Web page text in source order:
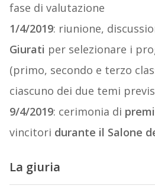
fase di valutazione
1/4/2019: riunione,
Giurati per selezionare i
(primo, secondo e terzo
ciascuno dei due temi
9/4/2019: cerimonia di
vincitori durante il Salone
La giuria